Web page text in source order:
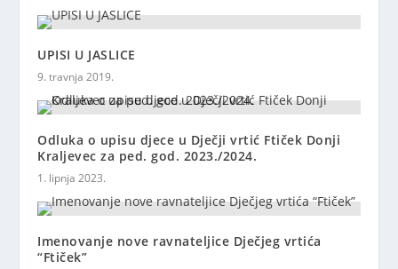
UPISI U JASLICE
9. travnja 2019.
Odluka o upisu djece u Dječji vrtić Ftiček Donji
Kraljevec za ped. god. 2023./2024.
1. lipnja 2023.
Imenovanje nove ravnateljice Dječjeg vrtića
“Ftiček”